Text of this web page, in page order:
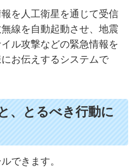
を人工衛星を通じて受信
線を自動起動させ、地震
ル攻撃などの緊急情報を
お伝えするシステムで
、とるべき行動に
できます。